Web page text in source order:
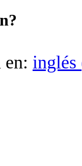
en: inglés